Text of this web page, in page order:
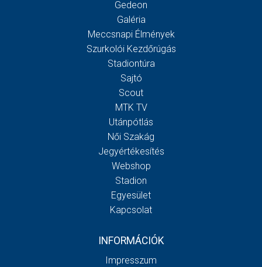
Gedeon
Galéria
Meccsnapi Élmények
Szurkolói Kezdőrúgás
Stadiontúra
Sajtó
Scout
MTK TV
Utánpótlás
Női Szakág
Jegyértékesítés
Webshop
Stadion
Egyesület
Kapcsolat
INFORMÁCIÓK
Impresszum